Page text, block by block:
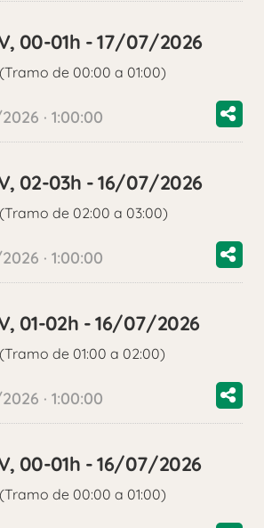
00-01h - 17/07/2026
de 00:00 a 01:00)
· 1:00:00
02-03h - 16/07/2026
de 02:00 a 03:00)
· 1:00:00
01-02h - 16/07/2026
de 01:00 a 02:00)
· 1:00:00
00-01h - 16/07/2026
de 00:00 a 01:00)